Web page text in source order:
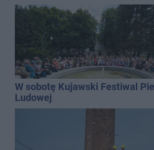
W sobotę Kujawski Festiwal
Ludowej